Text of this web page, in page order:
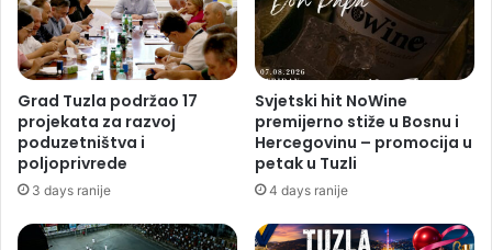
Grad Tuzla podržao 17
projekata za razvoj
poduzetništva i
poljoprivrede
3 days ranije
Svjetski hit NoWine
premijerno stiže u Bosnu i
Hercegovinu – promocija u
petak u Tuzli
4 days ranije